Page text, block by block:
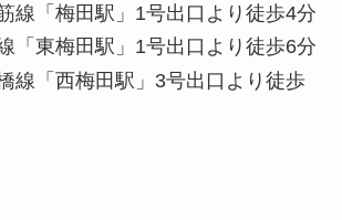
線「梅田駅」1号出口より徒歩4分
「東梅田駅」1号出口より徒歩6分
線「西梅田駅」3号出口より徒歩